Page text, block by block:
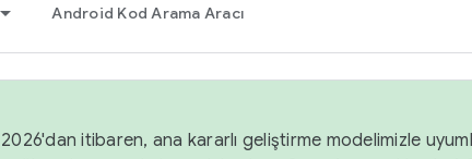
Android Kod Arama Aracı
2026'dan itibaren, ana kararlı geliştirme modelimizle